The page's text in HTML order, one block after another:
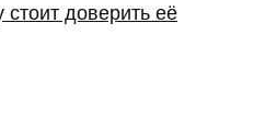
доверить её